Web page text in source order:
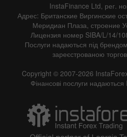
InstaFinance Ltd, рег.
Адрес: Британские Виргинские
Меридиан Плаза, строение
Лицензия номер SIBA/L/14/
Послуги надаються під
зареєстрованою
Copyright © 2007-2026
Фінансові послуги